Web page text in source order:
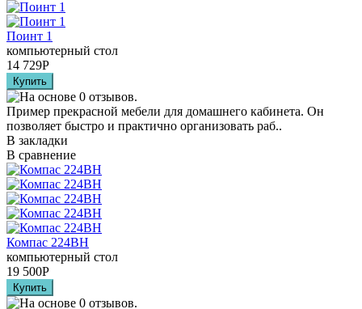
Поинт 1
компьютерный стол
14 729Р
Пример прекрасной мебели для домашнего кабинета. Он
позволяет быстро и практично организовать раб..
В закладки
В сравнение
Компас 224BH
компьютерный стол
19 500Р